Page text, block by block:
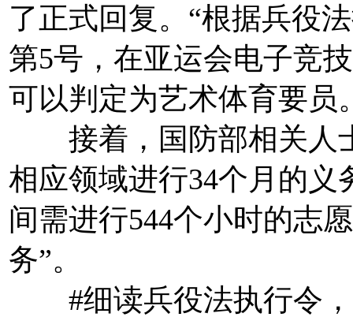
了正式回复。“根据兵役
第5号，在亚运会电子竞
可以判定为艺术体育要员
接着，国防部相关人
相应领域进行34个月的义
间需进行544个小时的志
务”。
#细读兵役法执行令，